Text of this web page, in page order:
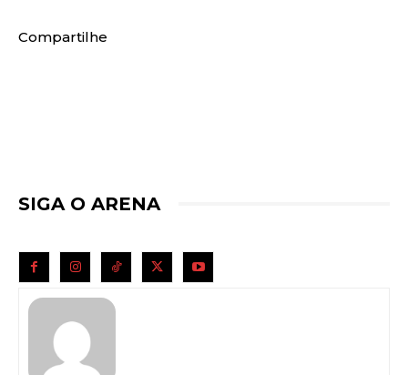
Compartilhe
SIGA O ARENA